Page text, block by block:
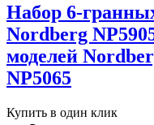
Набор 6-
Nordberg
моделей
NP5065
Купить в один клик